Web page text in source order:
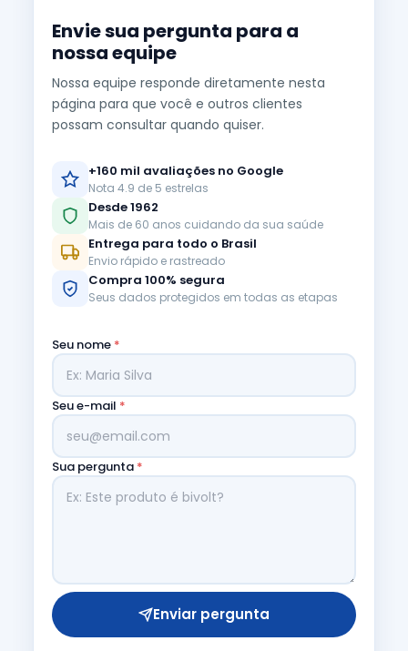
Envie sua pergunta para a
nossa equipe
Nossa equipe responde diretamente nesta
página para que você e outros clientes
possam consultar quando quiser.
+160 mil avaliações no Google
Nota 4.9 de 5 estrelas
Desde 1962
Mais de 60 anos cuidando da sua saúde
Entrega para todo o Brasil
Envio rápido e rastreado
Compra 100% segura
Seus dados protegidos em todas as etapas
Seu nome *
Seu e-mail *
Sua pergunta *
Enviar pergunta